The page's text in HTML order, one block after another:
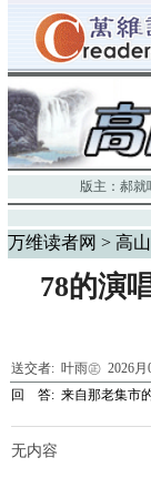
版主： 郝就
万维读者网 > 高
78的演
送交者: 叶雨㊣ 2026
回 答: 来自那老集市
无内容